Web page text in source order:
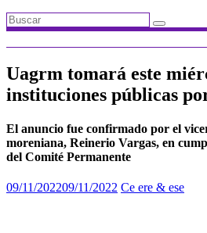
Uagrm tomará este
instituciones públicas
El anuncio fue confirmado por el
moreniana, Reinerio Vargas, en
del Comité Permanente
09/11/202209/11/2022 Ce ere & ese